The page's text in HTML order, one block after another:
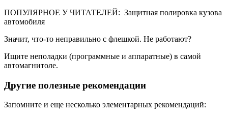
ПОПУЛЯРНОЕ У ЧИТАТЕЛЕЙ: Защитная полировка кузова
автомобиля
Значит, что-то неправильно с флешкой. Не работают?
Ищите неполадки (программные и аппаратные) в самой
автомагнитоле.
Другие полезные рекомендации
Запомните и еще несколько элементарных рекомендаций: